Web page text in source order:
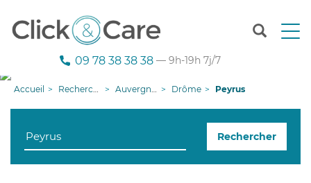
T
n
g
09 78 38 38 38 — 9h-19h 7j/7
Accueil Recherche aide à domicile Auvergne-Rhône-Alpes Drôme Peyrus
Rechercher